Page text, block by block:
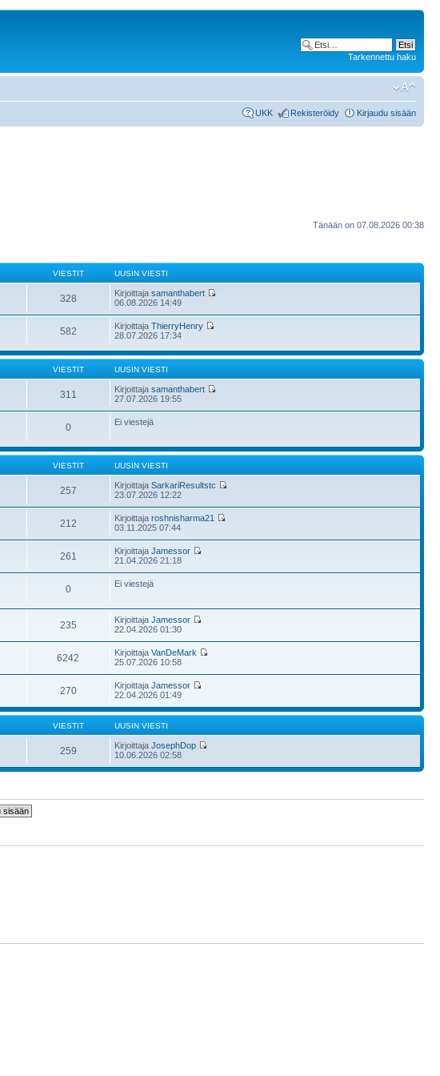
Tarkennettu haku
UKK Rekisteröidy Kirjaudu sisään
Tänään on 07.08.2026 00:38
VIESTIT UUSIN VIESTI
328 Kirjoittajasamanthabert
06.08.2026 14:49
582 KirjoittajaThierryHenry
28.07.2026 17:34
VIESTIT UUSIN VIESTI
311 Kirjoittajasamanthabert
27.07.2026 19:55
0 Ei viestejä
VIESTIT UUSIN VIESTI
257 KirjoittajaSarkariResultstc
23.07.2026 12:22
212 Kirjoittajaroshnisharma21
03.11.2025 07:44
261 KirjoittajaJamessor
21.04.2026 21:18
0 Ei viestejä
235 KirjoittajaJamessor
22.04.2026 01:30
6242 KirjoittajaVanDeMark
25.07.2026 10:58
270 KirjoittajaJamessor
22.04.2026 01:49
VIESTIT UUSIN VIESTI
259 KirjoittajaJosephDop
10.06.2026 02:58